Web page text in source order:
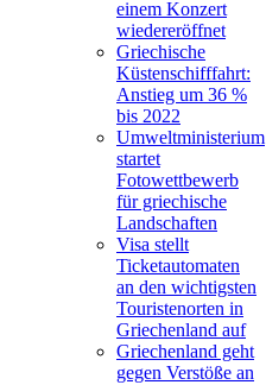
einem Konzert
wiedereröffnet
Griechische
Küstenschifffahrt:
Anstieg um 36 %
bis 2022
Umweltministerium
startet
Fotowettbewerb
für griechische
Landschaften
Visa stellt
Ticketautomaten
an den wichtigsten
Touristenorten in
Griechenland auf
Griechenland geht
gegen Verstöße an